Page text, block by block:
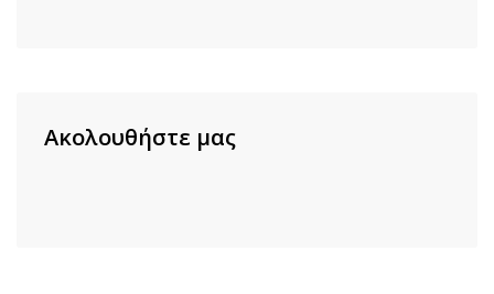
Ακολουθήστε μας